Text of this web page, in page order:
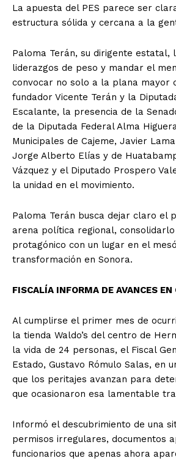
La apuesta del PES parece ser
estructura sólida y cercana a la
Paloma Terán, su dirigente estatal,
liderazgos de peso y mandar el
convocar no solo a la plana mayor
fundador Vicente Terán y la
Escalante, la presencia de la
de la Diputada Federal Alma
Municipales de Cajeme, Javier
Jorge Alberto Elías y de
Vázquez y el Diputado Prospero
la unidad en el movimiento.
Paloma Terán busca dejar claro el
arena política regional,
protagónico con un lugar en el
transformación en Sonora.
FISCALÍA INFORMA DE AVANCES EN
Al cumplirse el primer mes de
la tienda Waldo’s del centro de
la vida de 24 personas, el Fiscal
Estado, Gustavo Rómulo Salas, en
que los peritajes avanzan para
que ocasionaron esa lamentable
Informó el descubrimiento de una
permisos irregulares, documentos
funcionarios que apenas ahora